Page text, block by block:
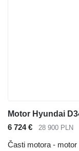
6 724 € 28 900 PLN
Časti motora - motor